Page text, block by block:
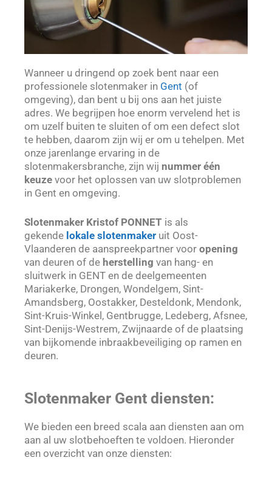
Wanneer u dringend op zoek bent naar een
professionele slotenmaker in Gent (of
omgeving), dan bent u bij ons aan het juiste
adres. We begrijpen hoe enorm vervelend het is
om uzelf buiten te sluiten of om een defect slot
te hebben, daarom zijn wij er om u tehelpen. Met
onze jarenlange ervaring in de
slotenmakersbranche, zijn wij nummer één
keuze voor het oplossen van uw slotproblemen
in Gent en omgeving.
Slotenmaker Kristof PONNET is als
gekende lokale slotenmaker uit Oost-
Vlaanderen de aanspreekpartner voor opening
van deuren of de herstelling van hang- en
sluitwerk in GENT en de deelgemeenten
Mariakerke, Drongen, Wondelgem, Sint-
Amandsberg, Oostakker, Desteldonk, Mendonk,
Sint-Kruis-Winkel, Gentbrugge, Ledeberg, Afsnee,
Sint-Denijs-Westrem, Zwijnaarde of de plaatsing
van bijkomende inbraakbeveiliging op ramen en
deuren.
Slotenmaker Gent diensten:
We bieden een breed scala aan diensten aan om
aan al uw slotbehoeften te voldoen. Hieronder
een overzicht van onze diensten: